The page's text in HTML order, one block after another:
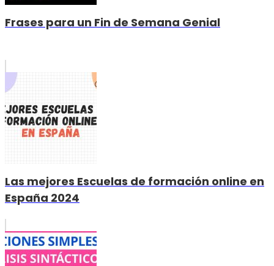
Frases para un Fin de Semana Genial
Las mejores Escuelas de formación online en
España 2024